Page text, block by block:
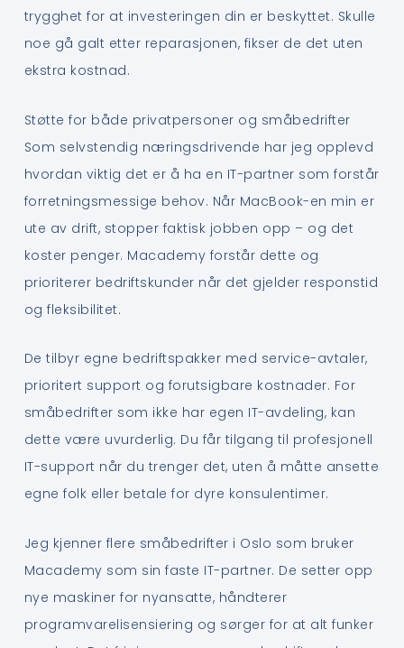
trygghet for at investeringen din er beskyttet. Skulle
noe gå galt etter reparasjonen, fikser de det uten
ekstra kostnad.
Støtte for både privatpersoner og småbedrifter
Som selvstendig næringsdrivende har jeg opplevd
hvordan viktig det er å ha en IT-partner som forstår
forretningsmessige behov. Når MacBook-en min er
ute av drift, stopper faktisk jobben opp – og det
koster penger. Macademy forstår dette og
prioriterer bedriftskunder når det gjelder responstid
og fleksibilitet.
De tilbyr egne bedriftspakker med service-avtaler,
prioritert support og forutsigbare kostnader. For
småbedrifter som ikke har egen IT-avdeling, kan
dette være uvurderlig. Du får tilgang til profesjonell
IT-support når du trenger det, uten å måtte ansette
egne folk eller betale for dyre konsulentimer.
Jeg kjenner flere småbedrifter i Oslo som bruker
Macademy som sin faste IT-partner. De setter opp
nye maskiner for nyansatte, håndterer
programvarelisensiering og sørger for at alt funker